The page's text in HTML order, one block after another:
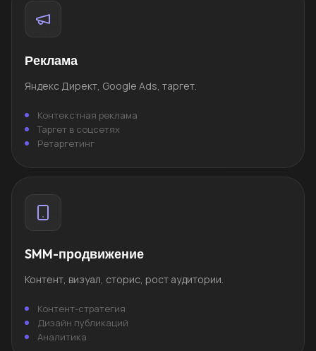
Реклама
Яндекс Директ, Google Ads, таргет.
Контекстная реклама
Таргет в соцсетях
Ретаргетинг
SMM-продвижение
Контент, визуал, сторис, рост аудитории.
Контент-стратегия
Дизайн публикаций
Аналитика